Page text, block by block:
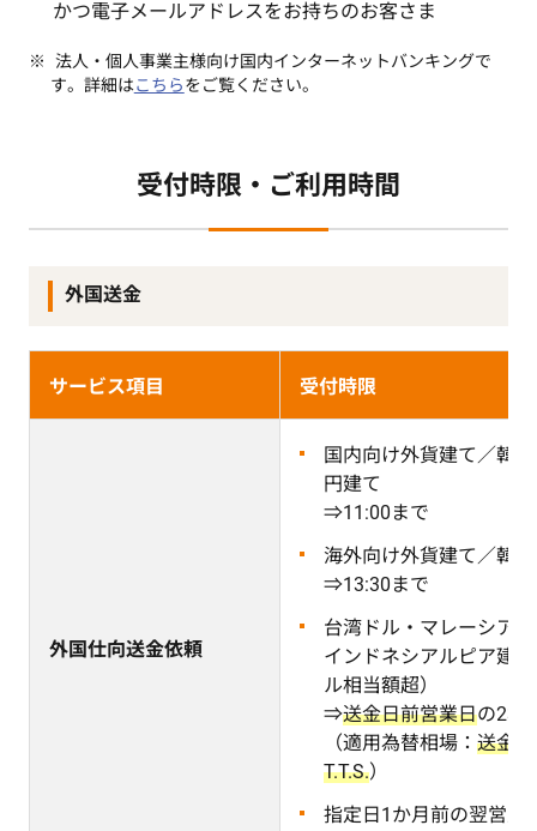
かつ電子メールアドレスをお持ちのお客さま
法人・個人事業主様向け国内インターネットバンキングで
す。詳細はこちらをご覧ください。
受付時限・ご利用時間
外国送金
サービス項目 受付時限
外国仕向送金依頼
国内向け外貨建て／韓
円建て
⇒11:00まで
海外向け外貨建て／韓
⇒13:30まで
台湾ドル・マレーシア
インドネシアルピア建
ル相当額超）
⇒送金日前営業日の
（適用為替相場： 送金
T.T.S.）
指定日1か月前の翌営業